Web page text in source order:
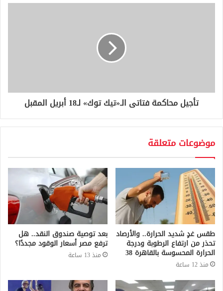
ي
تأجيل محاكمة فتاتى الـ«تيك توك» لـ18 أبريل المقبل
موضوعات متعلقة
طقس غدٍ شديد الحرارة.. والأرصاد
تحذر من ارتفاع الرطوبة ودرجة
الحرارة المحسوسة بالقاهرة 38
منذ 12 ساعة
بعد توصية صندوق النقد.. هل
ترفع مصر أسعار الوقود مجددًا؟
منذ 13 ساعة